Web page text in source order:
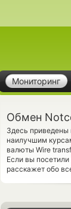
Мониторинг
Обмен
Здесь приведены
наилучшим
валюты Wire
Если вы
расскажет обо